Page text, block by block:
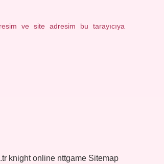
ve site adresim bu tarayıcıya
knight online nttgame Sitemap